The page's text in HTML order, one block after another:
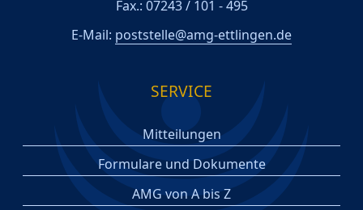
Fax.: 07243 / 101 - 495
E-Mail: poststelle@amg-ettlingen.de
SERVICE
Mitteilungen
Formulare und Dokumente
AMG von A bis Z